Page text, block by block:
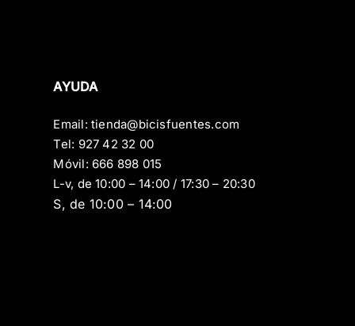
AYUDA
Email:tienda@bicisfuentes.com
Tel: 927 42 32 00
Móvil: 666 898 015
L-v, de 10:00 – 14:00 / 17:30 – 20:30
S, de 10:00 – 14:00